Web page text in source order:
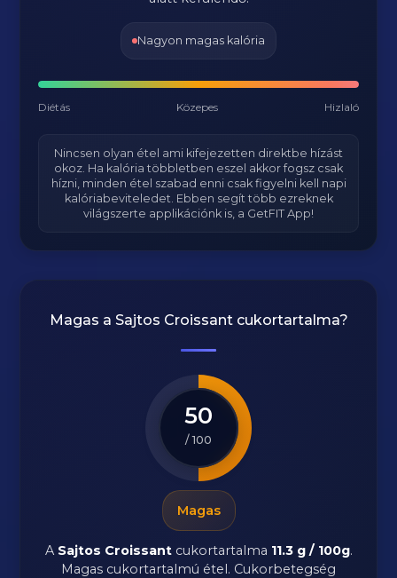
Nagyon magas kalória
Diétás Közepes Hizlaló
Nincsen olyan étel ami kifejezetten direktbe hízást
okoz. Ha kalória többletben eszel akkor fogsz csak
hízni, minden étel szabad enni csak figyelni kell napi
kalóriabeviteledet. Ebben segít több ezreknek
világszerte applikációnk is, a GetFIT App!
Magas a Sajtos Croissantcukortartalma?
50
/ 100
Magas
A Sajtos Croissantcukortartalma 11.3 g / 100g.
Magas cukortartalmú étel. Cukorbetegség